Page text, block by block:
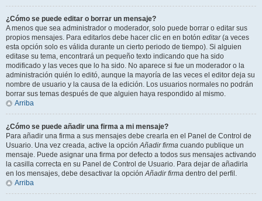
¿Cómo se puede editar o borrar un mensaje?
A menos que sea administrador o moderador, solo puede borrar o editar sus
propios mensajes. Para editarlos debe hacer clic en en botón editar(a veces
esta opción solo es válida durante un cierto periodo de tiempo). Si alguien
editase su tema, encontrará un pequeño texto indicando que ha sido
modificado y las veces que lo ha sido. No aparece si fue un moderador o la
administración quién lo editó, aunque la mayoría de las veces el editor deja su
nombre de usuario y la causa de la edición. Los usuarios normales no podrán
borrar sus temas después de que alguien haya respondido al mismo.
Arriba
¿Cómo se puede añadir una firma a mi mensaje?
Para añadir una firma a sus mensajes debe crearla en el Panel de Control de
Usuario. Una vez creada, active la opciónAñadir firma cuando publique un
mensaje. Puede asignar una firma por defecto a todos sus mensajes activando
la casilla correcta en su Panel de Control de Usuario. Para dejar de añadirla
en los mensajes, debe desactivar la opciónAñadir firma dentro del perfil.
Arriba